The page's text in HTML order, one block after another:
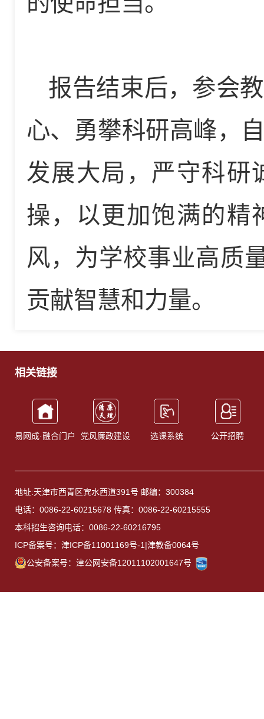
报告结束后，参会
心、勇攀科研高峰，
发展大局，严守科研
操，以更加饱满的精
风，为学校事业高质
贡献智慧和力量。
相关链接
易网成·融合门户 党风廉政建设 选课系统 公开招聘
地址:天津市西青区宾水西道391号 邮编：300384
电话：0086-22-60215678 传真：0086-22-60215555
本科招生咨询电话：0086-22-60216795
ICP备案号：津ICP备11001169号-1|津教备0064号
公安备案号：津公网安备12011102001647号